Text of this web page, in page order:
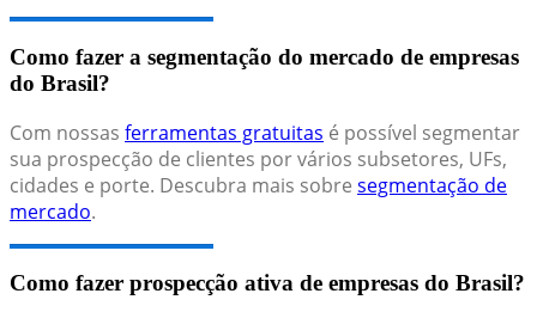
Como fazer a segmentação do mercado de empresas
do Brasil?
Com nossas ferramentas gratuitas é possível segmentar
sua prospecção de clientes por vários subsetores, UFs,
cidades e porte. Descubra mais sobre segmentação de
mercado.
Como fazer prospecção ativa de empresas do Brasil?